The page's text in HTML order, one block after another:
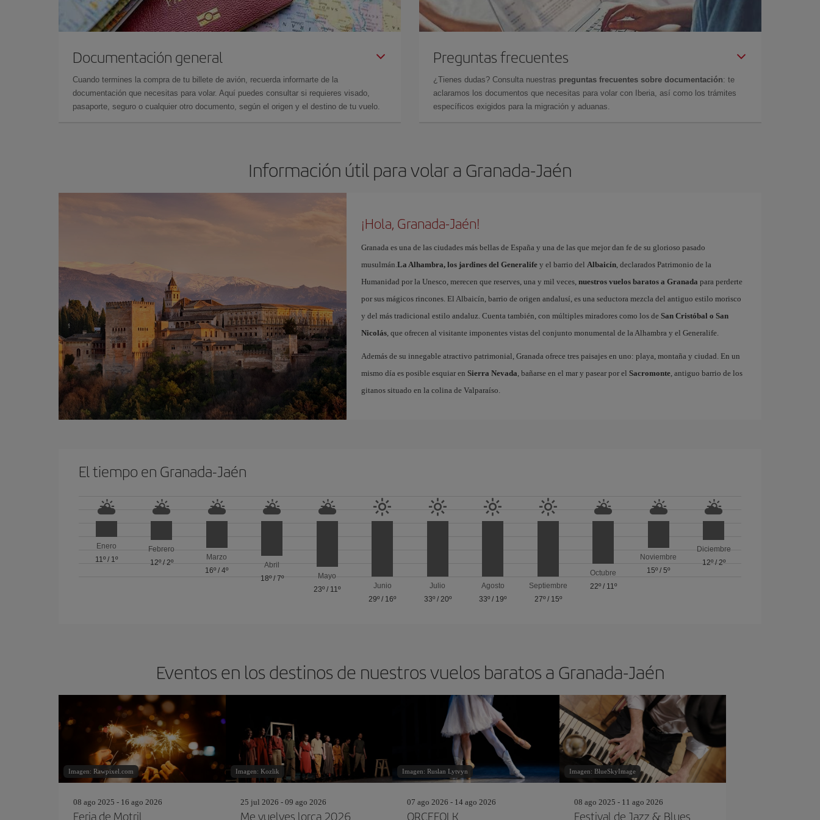
Documentación general
Cuando termines la compra de tu billete de avión, recuerda informarte de la
documentación que necesitas para volar. Aquí puedes consultar si requieres visado,
pasaporte, seguro o cualquier otro documento, según el origen y el destino de tu vuelo.
Preguntas frecuentes
¿Tienes dudas? Consulta nuestras preguntas frecuentes sobre documentación: te
aclaramos los documentos que necesitas para volar con Iberia, así como los trámites
específicos exigidos para la migración y aduanas.
Información útil para volar a Granada-Jaén
¡Hola, Granada-Jaén!
Granada es una de las ciudades más bellas de España y una de las que mejor dan fe de su glorioso pasado
musulmán.La Alhambra, los jardines del Generalifey el barrio del Albaicín, declarados Patrimonio de la
Humanidad por la Unesco, merecen que reserves, una y mil veces, nuestros vuelos baratos a Granada para perderte
por sus mágicos rincones. El Albaicín, barrio de origen andalusí, es una seductora mezcla del antiguo estilo morisco
y del más tradicional estilo andaluz. Cuenta también, con múltiples miradores como los de San Cristóbal o San
Nicolás, que ofrecen al visitante imponentes vistas del conjunto monumental de la Alhambra y el Generalife.
Además de su innegable atractivo patrimonial, Granada ofrece tres paisajes en uno: playa, montaña y ciudad. En un
mismo día es posible esquiar en Sierra Nevada, bañarse en el mar y pasear por el Sacromonte, antiguo barrio de los
gitanos situado en la colina de Valparaíso.
El tiempo en Granada-Jaén
Enero
11º/ 1º
Febrero
12º/ 2º
Marzo
16º /4º
Abril
18º/ 7º
Mayo
23º / 11º
Junio
29º / 16º
Julio
33º/ 20º
Agosto
33º / 19º
Septiembre
27º/ 15º
Octubre
22º/ 11º
Noviembre
15º /5º
Diciembre
12º/ 2º
Eventos en los destinos de nuestros vuelos baratos a Granada-Jaén
Imagen: Rawpixel.com
08 ago 2025 - 16 ago 2026
Feria de Motril
Imagen: Kozlik
25 jul 2026 - 09 ago 2026
Me vuelves lorca 2026
Imagen: Ruslan Lytvyn
07 ago 2026 - 14 ago 2026
ORCEFOLK
Imagen: BlueSkyImage
08 ago 2025 - 11 ago 2026
Festival de Jazz & Blues